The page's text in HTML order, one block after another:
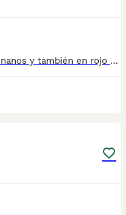
Dispongo de caniches apricort enanos y también en rojo pimentón desparasitados vacunados opción a pedigree padre de línea asiática hacemos envío a cualquier provincia y puede pagar totalmente a contrareembolso para fotos y videos actuales e información contactar al teléfono 600881366 núcleo 0612